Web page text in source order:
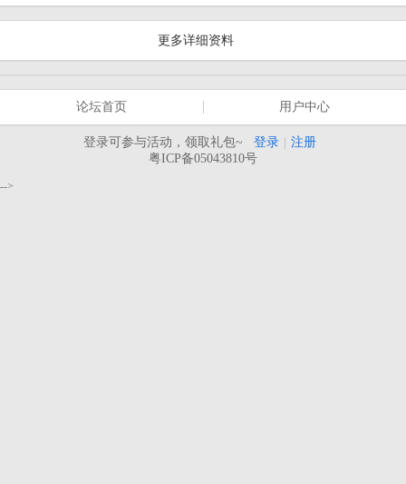
更多详细资料
论坛首页 用户中心
登录可参与活动，领取礼包~ 登录
注册
粤ICP备05043810号
-->